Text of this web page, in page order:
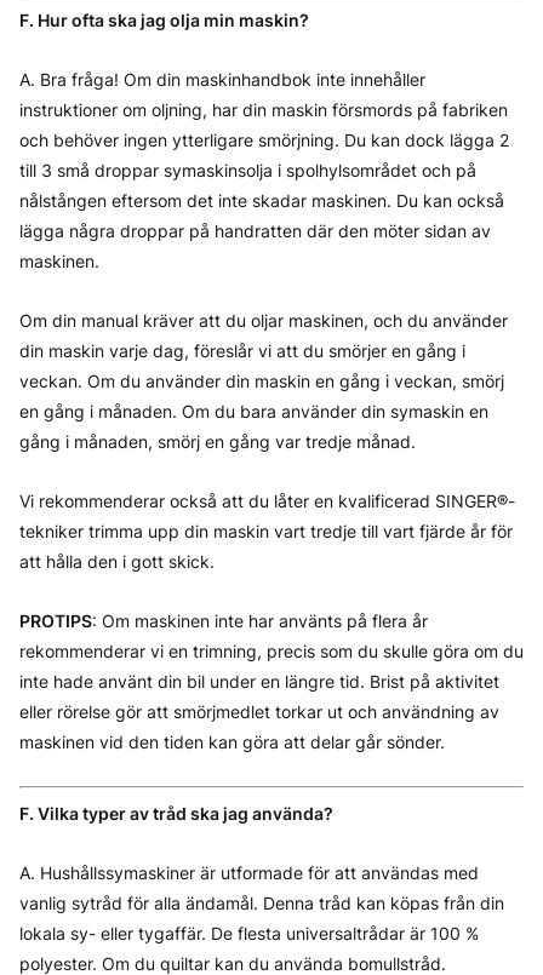
F. Hur ofta ska jag olja min maskin?
A. Bra fråga! Om din maskinhandbok inte innehåller
instruktioner om oljning, har din maskin försmords på fabriken
och behöver ingen ytterligare smörjning. Du kan dock lägga 2
till 3 små droppar symaskinsolja i spolhylsområdet och på
nålstången eftersom det inte skadar maskinen. Du kan också
lägga några droppar på handratten där den möter sidan av
maskinen.
Om din manual kräver att du oljar maskinen, och du använder
din maskin varje dag, föreslår vi att du smörjer en gång i
veckan. Om du använder din maskin en gång i veckan, smörj
en gång i månaden. Om du bara använder din symaskin en
gång i månaden, smörj en gång var tredje månad.
Vi rekommenderar också att du låter en kvalificerad SINGER®-
tekniker trimma upp din maskin vart tredje till vart fjärde år för
att hålla den i gott skick.
PROTIPS: Om maskinen inte har använts på flera år
rekommenderar vi en trimning, precis som du skulle göra om du
inte hade använt din bil under en längre tid. Brist på aktivitet
eller rörelse gör att smörjmedlet torkar ut och användning av
maskinen vid den tiden kan göra att delar går sönder.
F. Vilka typer av tråd ska jag använda?
A. Hushållssymaskiner är utformade för att användas med
vanlig sytråd för alla ändamål. Denna tråd kan köpas från din
lokala sy- eller tygaffär. De flesta universaltrådar är 100 %
polyester. Om du quiltar kan du använda bomullstråd.